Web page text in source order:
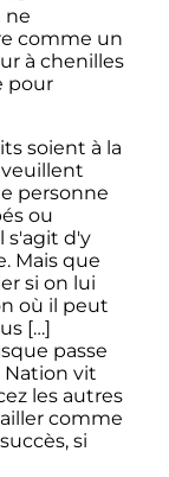
ne
comme un
à chenilles
pour
soient à la
personne
ou
s'agit d'y
Mais que
si on lui
où il peut
[…]
passe
Nation vit
les autres
comme
si